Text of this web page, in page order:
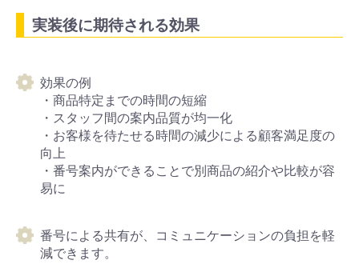
実装後に期待される効果
効果の例
・商品特定までの時間の短縮
・スタッフ間の案内品質が均一化
・お客様を待たせる時間の減少による顧客満足度の
向上
・番号案内ができることで別商品の紹介や比較が容
易に
番号による共有が、コミュニケーションの負担を軽
減できます。